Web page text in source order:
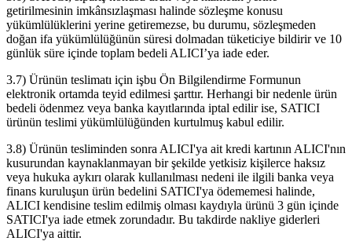
getirilmesinin imkânsızlaşması halinde sözleşme konusu
yükümlülüklerini yerine getiremezse, bu durumu, sözleşmeden
doğan ifa yükümlülüğünün süresi dolmadan tüketiciye bildirir ve 10
günlük süre içinde toplam bedeli ALICI’ya iade eder.
3.7) Ürünün teslimatı için işbu Ön Bilgilendirme Formunun
elektronik ortamda teyid edilmesi şarttır. Herhangi bir nedenle ürün
bedeli ödenmez veya banka kayıtlarında iptal edilir ise, SATICI
ürünün teslimi yükümlülüğünden kurtulmuş kabul edilir.
3.8) Ürünün tesliminden sonra ALICI'ya ait kredi kartının ALICI'nın
kusurundan kaynaklanmayan bir şekilde yetkisiz kişilerce haksız
veya hukuka aykırı olarak kullanılması nedeni ile ilgili banka veya
finans kuruluşun ürün bedelini SATICI'ya ödememesi halinde,
ALICI kendisine teslim edilmiş olması kaydıyla ürünü 3 gün içinde
SATICI'ya iade etmek zorundadır. Bu takdirde nakliye giderleri
ALICI'ya aittir.